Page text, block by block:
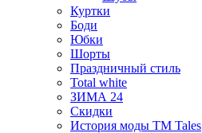
Куртки
Боди
Юбки
Шорты
Праздничный стиль
Total white
ЗИМА 24
Скидки
История моды ТМ Tales